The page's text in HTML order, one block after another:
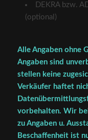
DEKRA bzw.
(optional)
Alle Angaben ohne
Angaben sind
stellen keine
Verkäufer haftet
vorbehalten. Wir
zu Angaben u.
Beschaffenheit ist